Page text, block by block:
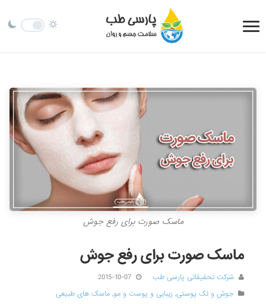
ماسک صورت برای رفع جوش
ماسک صورت برای رفع جوش
شرکت تحقیقاتی پارسی طب
2015-10-07
جوش و لک پوستی,زیبایی و پوست و مو,ماسک های طبیعی